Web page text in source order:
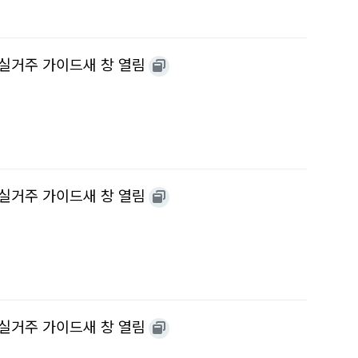
거주 가이드새 창 열림
거주 가이드새 창 열림
거주 가이드새 창 열림